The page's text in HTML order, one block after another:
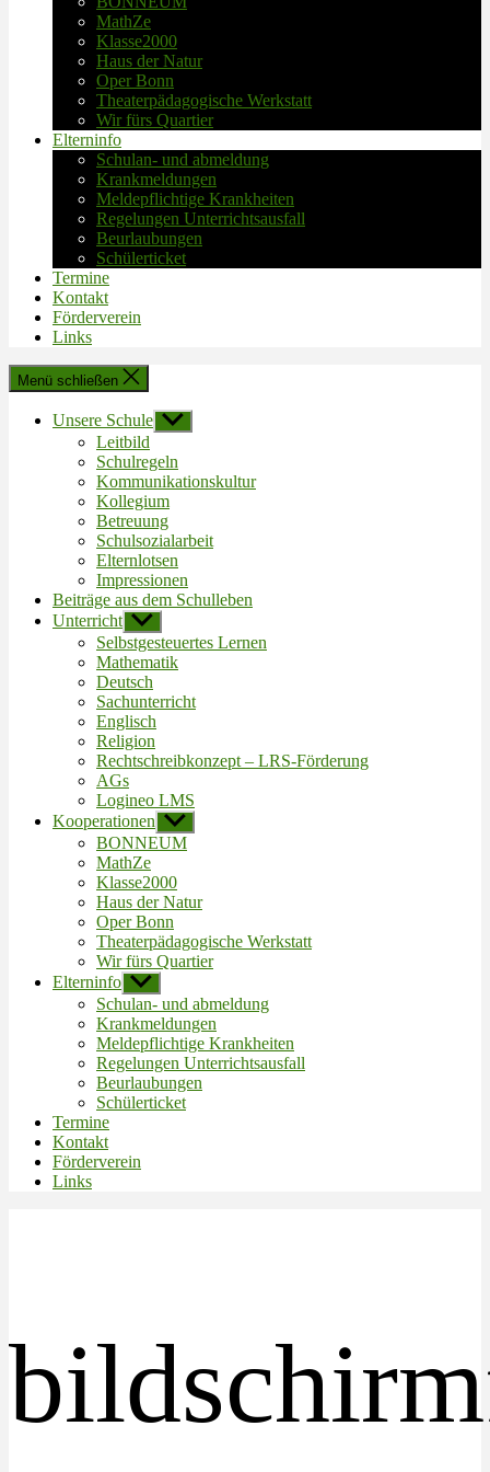
MathZe
Klasse2000
Haus der Natur
Oper Bonn
Theaterpädagogische Werkstatt
Wir fürs Quartier
Elterninfo
Schulan- und abmeldung
Krankmeldungen
Meldepflichtige Krankheiten
Regelungen Unterrichtsausfall
Beurlaubungen
Schülerticket
Termine
Kontakt
Förderverein
Links
Menü schließen
Unsere Schule Untermenü
anzeigen
Leitbild
Schulregeln
Kommunikationskultur
Kollegium
Betreuung
Schulsozialarbeit
Elternlotsen
Impressionen
Beiträge aus dem Schulleben
Unterricht Untermenü
anzeigen
Selbstgesteuertes Lernen
Mathematik
Deutsch
Sachunterricht
Englisch
Religion
Rechtschreibkonzept – LRS-Förderung
AGs
Logineo LMS
Kooperationen Untermenü
anzeigen
BONNEUM
MathZe
Klasse2000
Haus der Natur
Oper Bonn
Theaterpädagogische Werkstatt
Wir fürs Quartier
Elterninfo Untermenü
anzeigen
Schulan- und abmeldung
Krankmeldungen
Meldepflichtige Krankheiten
Regelungen Unterrichtsausfall
Beurlaubungen
Schülerticket
Termine
Kontakt
Förderverein
Links